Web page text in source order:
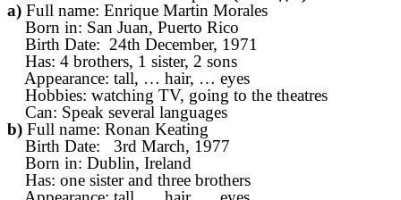
a) Full name: Enrique Martin Morales
Born in: San Juan, Puerto Rico
Birth Date: 24th December, 1971
Has: 4 brothers, 1 sister, 2 sons
Appearance: tall, … hair, … eyes
Hobbies: watching TV, going to the theatres
Can: Speak several languages
b) Full name: Ronan Keating
Birth Date: 3rd March, 1977
Born in: Dublin, Ireland
Has: one sister and three brothers